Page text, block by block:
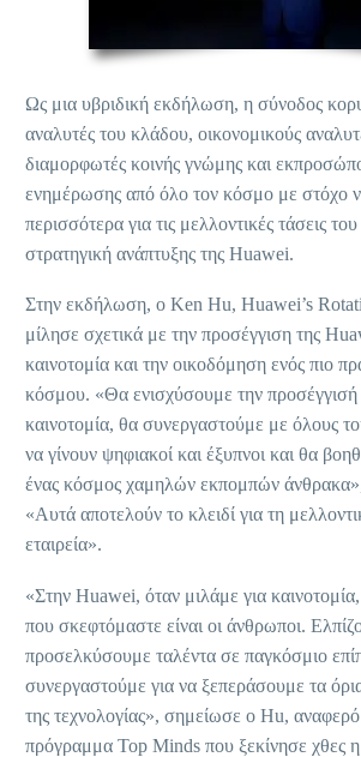
Ως μια υβριδική εκδήλωση, η σύνοδος
αναλυτές του κλάδου, οικονομικούς
διαμορφωτές κοινής γνώμης και
ενημέρωσης από όλο τον κόσμο με στόχο
περισσότερα για τις μελλοντικές τάσεις
στρατηγική ανάπτυξης της Huawei.
Στην εκδήλωση, ο Ken Hu, Huawei’s
μίλησε σχετικά με την προσέγγιση της
καινοτομία και την οικοδόμηση ενός πιο
κόσμου. «Θα ενισχύσουμε την
καινοτομία, θα συνεργαστούμε με όλους
να γίνουν ψηφιακοί και έξυπνοι και θα
ένας κόσμος χαμηλών εκπομπών
«Αυτά αποτελούν το κλειδί για τη
εταιρεία».
«Στην Huawei, όταν μιλάμε για
που σκεφτόμαστε είναι οι άνθρωποι.
προσελκύσουμε ταλέντα σε παγκόσμιο
συνεργαστούμε για να ξεπεράσουμε τα
της τεχνολογίας», σημείωσε ο Hu,
πρόγραμμα Top Minds που ξεκίνησε χθες η